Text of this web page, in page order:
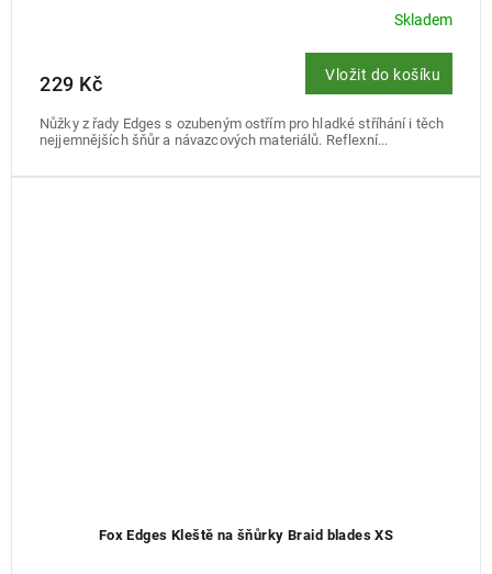
Skladem
229 Kč Vložit do košíku
Nůžky z řady Edges s ozubeným ostřím pro hladké stříhání i těch
nejjemnějších šňůr a návazcových materiálů. Reflexní...
Fox Edges Kleště na šňůrky Braid blades XS